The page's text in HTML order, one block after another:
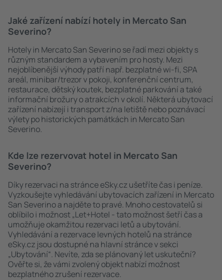
Jaké zařízení nabízí hotely in Mercato San
Severino?
Hotely in Mercato San Severino se řadí mezi objekty s
různým standardem a vybavením pro hosty. Mezi
nejoblíbenější výhody patří např. bezplatné wi-fi, SPA
areál, minibar/trezor v pokoji, konferenční centrum,
restaurace, dětský koutek, bezplatné parkování a také
informační brožury o atrakcích v okolí. Některá ubytovací
zařízení nabízejí i transport z/na letiště nebo poznávací
výlety po historických památkách in Mercato San
Severino.
Kde lze rezervovat hotel in Mercato San
Severino?
Díky rezervaci na stránce eSky.cz ušetříte čas i peníze.
Vyzkoušejte vyhledávání ubytovacích zařízení in Mercato
San Severino a najděte to pravé. Mnoho cestovatelů si
oblíbilo i možnost „Let+Hotel - tato možnost šetří čas a
umožňuje okamžitou rezervaci letů a ubytování.
Vyhledávání a rezervace levných hotelů na stránce
eSky.cz jsou dostupné na hlavní stránce v sekci
„Ubytování“. Nevíte, zda se plánovaný let uskuteční?
Ověřte si, že vámi zvolený objekt nabízí možnost
bezplatného zrušení rezervace.